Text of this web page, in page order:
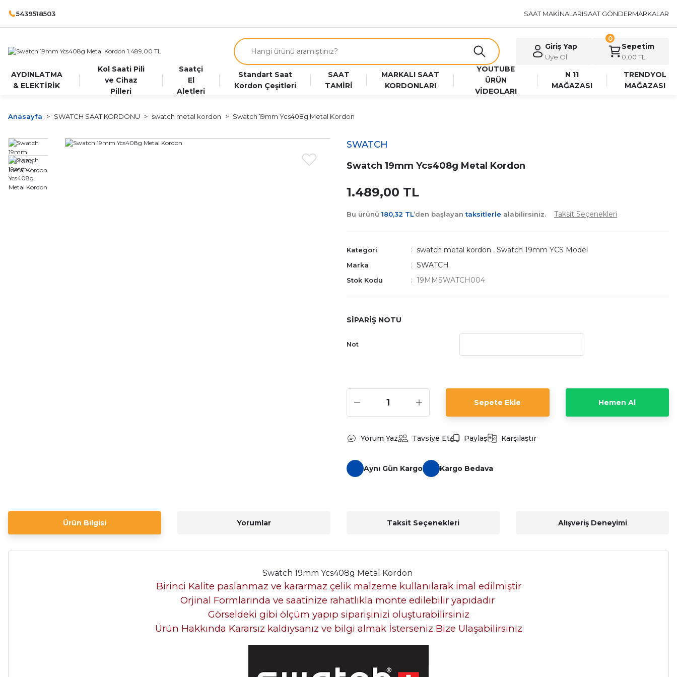
5439518503 SAAT MAKİNALARISAAT GÖNDERMARKALAR
Giriş Yap
Üye Ol
Sepetim
0,00 TL
0
AYDINLATMA
& ELEKTİRİK
Kol Saati Pili
ve Cihaz
Pilleri
Saatçi
El
Aletleri
Standart Saat
Kordon Çeşitleri
SAAT
TAMİRİ
MARKALI SAAT
KORDONLARI
YOUTUBE
ÜRÜN
VİDEOLARI
N 11
MAĞAZASI
TRENDYOL
MAĞAZASI
Anasayfa SWATCH SAAT KORDONU swatch metal kordon Swatch 19mm Ycs408g Metal Kordon
SWATCH
Swatch 19mm Ycs408g Metal Kordon
1.489,00 TL
Bu ürünü 180,32 TL’den başlayantaksitlerle alabilirsiniz. Taksit Seçenekleri
Kategori swatch metal kordon , Swatch 19mm YCS Model
Marka SWATCH
Stok Kodu 19MMSWATCH004
SİPARİŞ NOTU
Not
Sepete Ekle Hemen Al
Yorum Yaz Tavsiye Et Paylaş Karşılaştır
Aynı Gün Kargo Kargo Bedava
Ürün Bilgisi Yorumlar Taksit Seçenekleri Alışveriş Deneyimi
Swatch 19mm Ycs408g Metal Kordon
Birinci Kalite paslanmaz ve kararmaz çelik malzeme kullanılarak imal edilmiştir
Orjinal Formlarında ve saatinize rahatlıkla monte edilebilir yapıdadır
Görseldeki gibi ölçüm yapıp siparişinizi oluşturabilirsiniz
Ürün Hakkında Kararsız kaldıysanız ve bilgi almak İsterseniz Bize Ulaşabilirsiniz